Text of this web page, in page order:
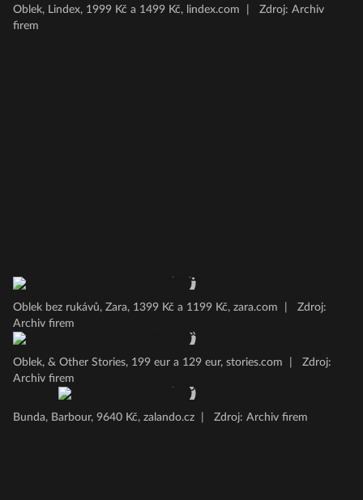
Oblek, Lindex, 1999 Kč a 1499 Kč, lindex.com
Zdroj: Archiv
firem
Oblek bez rukávů, Zara, 1399 Kč a 1199 Kč, zara.com
Zdroj:
Archiv firem
Oblek, & Other Stories, 199 eur a 129 eur, stories.com
Zdroj:
Archiv firem
Bunda, Barbour, 9640 Kč, zalando.cz Zdroj: Archiv firem